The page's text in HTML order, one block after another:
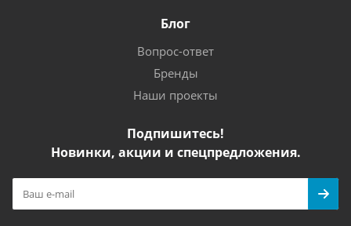
Блог
Вопрос-ответ
Бренды
Наши проекты
Подпишитесь!
Новинки, акции и спецпредложения.